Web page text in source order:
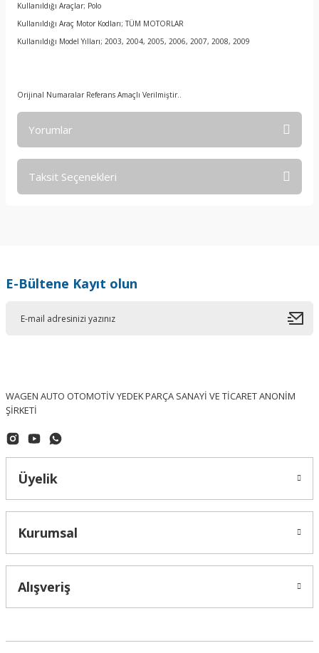
Kullanıldığı Araçlar; Polo
Kullanıldığı Araç Motor Kodları; TÜM MOTORLAR
Kullanıldığı Model Yılları; 2003, 2004, 2005, 2006, 2007, 2008, 2009
Orijinal Numaralar Referans Amaçlı Verilmiştir..
Yorumlar
Taksit Seçenekleri
E-Bültene Kayıt olun
WAGEN AUTO OTOMOTİV YEDEK PARÇA SANAYİ VE TİCARET ANONİM
ŞİRKETİ
Üyelik
Kurumsal
Alışveriş